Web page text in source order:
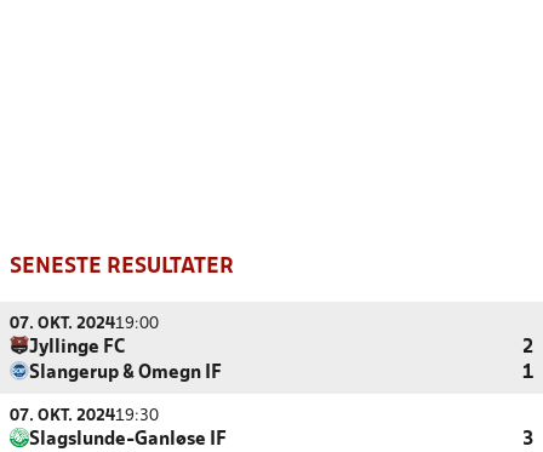
SENESTE RESULTATER
07. OKT. 202419:00
Jyllinge FC
2
Slangerup & Omegn IF
1
07. OKT. 202419:30
Slagslunde-Ganløse IF
3